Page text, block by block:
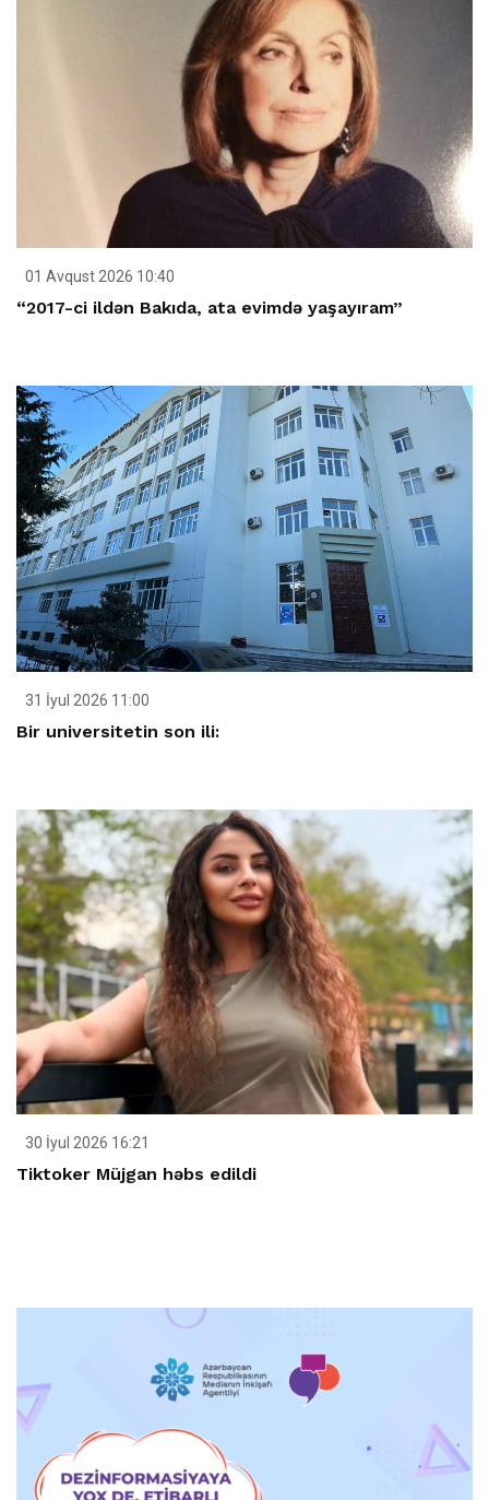
01 Avqust 2026 10:40
“2017-ci ildən Bakıda, ata evimdə yaşayıram”
31 İyul 2026 11:00
Bir universitetin son ili:
30 İyul 2026 16:21
Tiktoker Müjgan həbs edildi